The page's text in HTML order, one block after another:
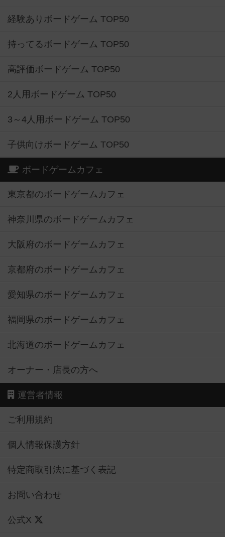
経験ありボードゲーム TOP50
持ってるボードゲーム TOP50
高評価ボードゲーム TOP50
2人用ボードゲーム TOP50
3～4人用ボードゲーム TOP50
子供向けボードゲーム TOP50
ボードゲームカフェ
東京都のボードゲームカフェ
神奈川県のボードゲームカフェ
大阪府のボードゲームカフェ
京都府のボードゲームカフェ
愛知県のボードゲームカフェ
福岡県のボードゲームカフェ
北海道のボードゲームカフェ
オーナー・店長の方へ
運営者情報
ご利用規約
個人情報保護方針
特定商取引法に基づく表記
お問い合わせ
公式X